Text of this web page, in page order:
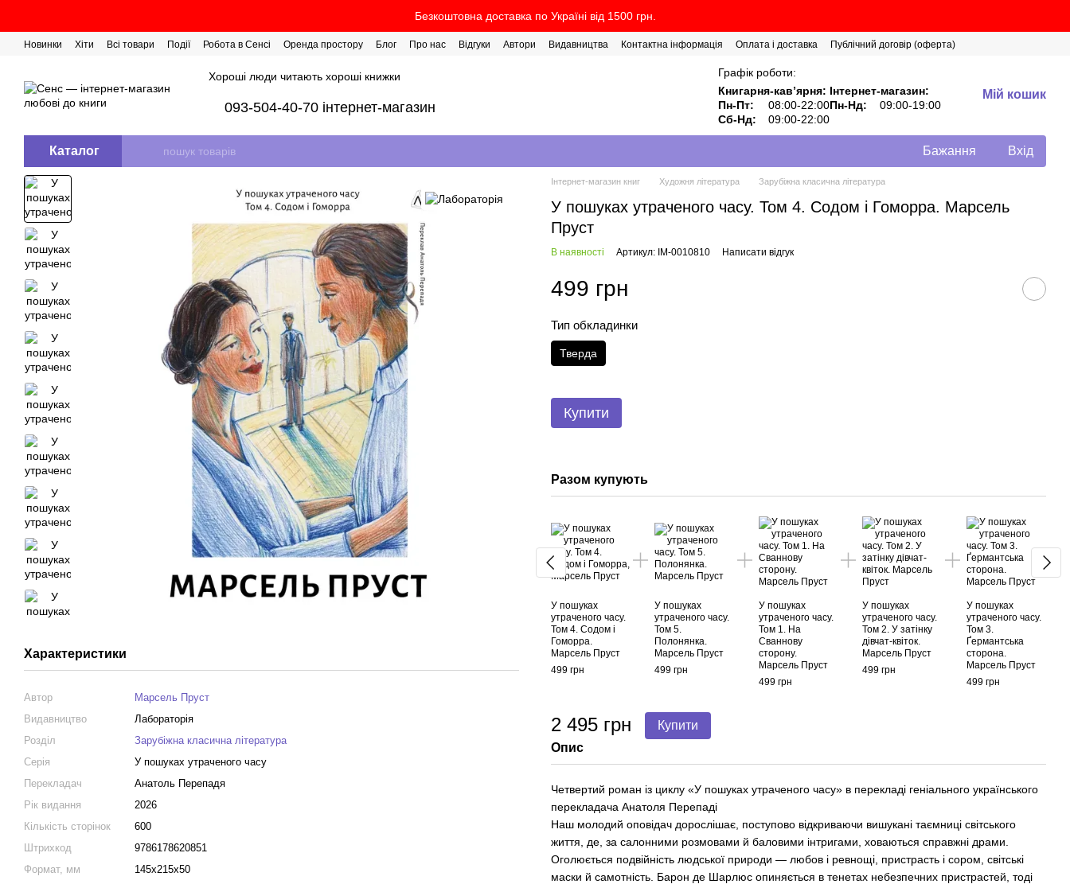
Безкоштовна доставка по Україні від 1500 грн.
Новинки Хіти Всі товари Події Робота в Сенсі Оренда простору Блог Про нас Відгуки Автори Видавництва Контактна інформація Оплата і доставка
Публічний договір (оферта)
Хороші люди читають хороші книжки
093-504-40-70 інтернет-магазин
Графік роботи:
Книгарня-кавʼярня: Інтернет-магазин:
Пн-Пт:
08:00-22:00Пн-Нд:
09:00-19:00
Сб-Нд:
09:00-22:00
Мій кошик
Каталог Бажання Вхід
Характеристики
Автор
Марсель Пруст
Видавництво
Лабораторія
Розділ
Зарубіжна класична література
Серія
У пошуках утраченого часу
Перекладач
Анатоль Перепадя
Рік видання
2026
Кількість сторінок
600
Штрихкод
9786178620851
Формат, мм
145x215x50
Інтернет-магазин книг Художня література Зарубіжна класична література
У пошуках утраченого часу. Том 4. Содом і Гоморра. Марсель
Пруст
В наявності Артикул: IM-0010810 Написати відгук
499 грн
Тип обкладинки
Тверда
Купити
Разом купують
У пошуках
утраченого часу.
Том 4. Содом і
Гоморра.
Марсель Пруст
499 грн
У пошуках
утраченого часу.
Том 5.
Полонянка.
Марсель Пруст
499 грн
У пошуках
утраченого часу.
Том 1. На
Сваннову
сторону.
Марсель Пруст
499 грн
У пошуках
утраченого часу.
Том 2. У затінку
дівчат-квіток.
Марсель Пруст
499 грн
У пошуках
утраченого часу.
Том 3.
Ґермантська
сторона.
Марсель Пруст
499 грн
2 495 грн Купити
Опис
Четвертий роман із циклу «У пошуках утраченого часу» в перекладі геніального українського
перекладача Анатоля Перепаді
Наш молодий оповідач дорослішає, поступово відкриваючи вишукані таємниці світського
життя, де, за салонними розмовами й баловими інтригами, ховаються справжні драми.
Оголюється подвійність людської природи — любов і ревнощі, пристрасть і сором, світські
маски й самотність. Барон де Шарлюс опиняється в тенетах небезпечних пристрастей, тоді